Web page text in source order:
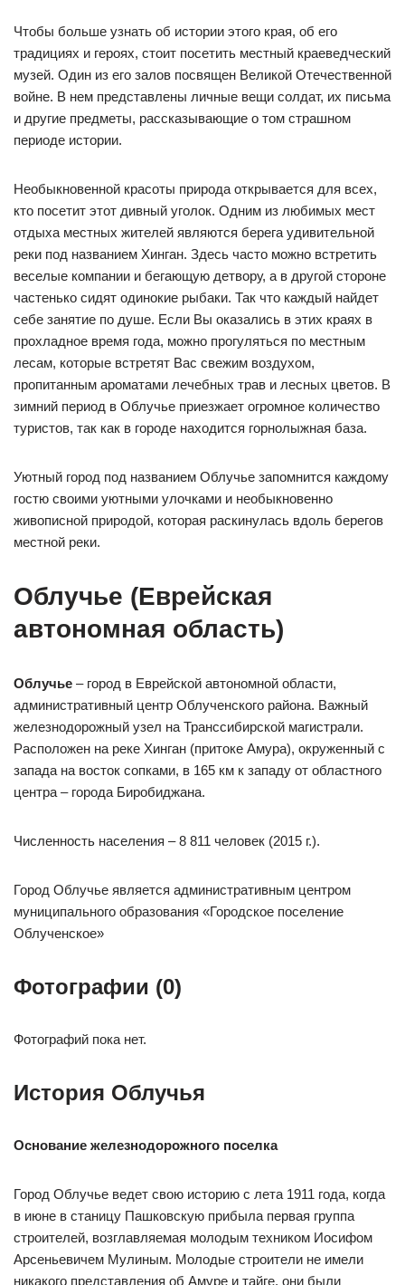
Чтобы больше узнать об истории этого края, об его
традициях и героях, стоит посетить местный краеведческий
музей. Один из его залов посвящен Великой Отечественной
войне. В нем представлены личные вещи солдат, их письма
и другие предметы, рассказывающие о том страшном
периоде истории.
Необыкновенной красоты природа открывается для всех,
кто посетит этот дивный уголок. Одним из любимых мест
отдыха местных жителей являются берега удивительной
реки под названием Хинган. Здесь часто можно встретить
веселые компании и бегающую детвору, а в другой стороне
частенько сидят одинокие рыбаки. Так что каждый найдет
себе занятие по душе. Если Вы оказались в этих краях в
прохладное время года, можно прогуляться по местным
лесам, которые встретят Вас свежим воздухом,
пропитанным ароматами лечебных трав и лесных цветов. В
зимний период в Облучье приезжает огромное количество
туристов, так как в городе находится горнолыжная база.
Уютный город под названием Облучье запомнится каждому
гостю своими уютными улочками и необыкновенно
живописной природой, которая раскинулась вдоль берегов
местной реки.
Облучье (Еврейская
автономная область)
Облучье – город в Еврейской автономной области,
административный центр Облученского района. Важный
железнодорожный узел на Транссибирской магистрали.
Расположен на реке Хинган (притоке Амура), окруженный с
запада на восток сопками, в 165 км к западу от областного
центра – города Биробиджана.
Численность населения – 8 811 человек (2015 г.).
Город Облучье является административным центром
муниципального образования «Городское поселение
Облученское»
Фотографии (0)
Фотографий пока нет.
История Облучья
Основание железнодорожного поселка
Город Облучье ведет свою историю с лета 1911 года, когда
в июне в станицу Пашковскую прибыла первая группа
строителей, возглавляемая молодым техником Иосифом
Арсеньевичем Мулиным. Молодые строители не имели
никакого представления об Амуре и тайге, они были